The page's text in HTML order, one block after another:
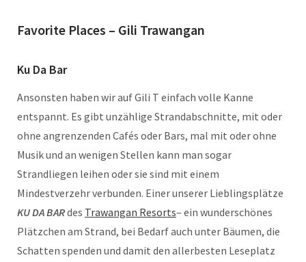
Favorite Places – Gili Trawangan
Ku Da Bar
Ansonsten haben wir auf Gili T einfach volle Kanne
entspannt. Es gibt unzählige Strandabschnitte, mit oder
ohne angrenzenden Cafés oder Bars, mal mit oder ohne
Musik und an wenigen Stellen kann man sogar
Strandliegen leihen oder sie sind mit einem
Mindestverzehr verbunden. Einer unserer Lieblingsplätze
KU DA BARdes Trawangan Resorts– ein wunderschönes
Plätzchen am Strand, bei Bedarf auch unter Bäumen, die
Schatten spenden und damit den allerbesten Leseplatz